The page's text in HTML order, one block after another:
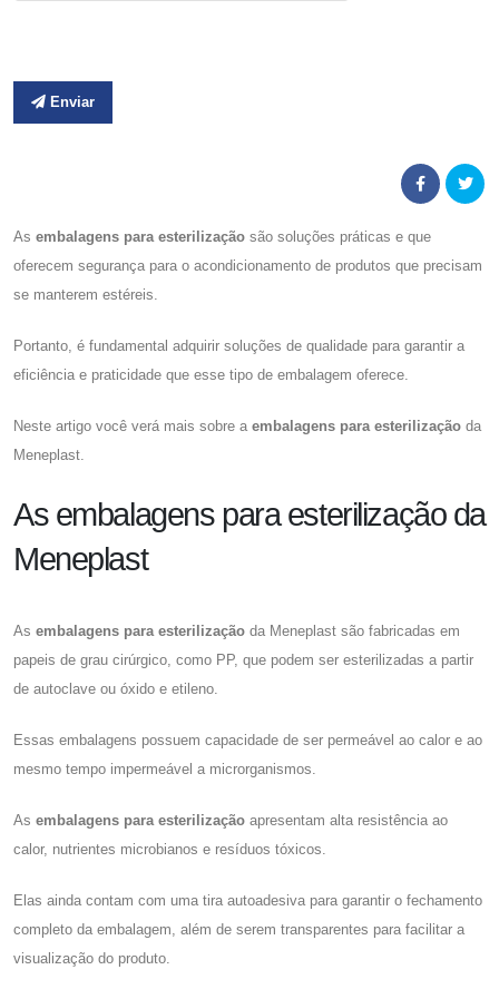
Enviar
As embalagens para esterilização são soluções práticas e que
oferecem segurança para o acondicionamento de produtos que precisam
se manterem estéreis.
Portanto, é fundamental adquirir soluções de qualidade para garantir a
eficiência e praticidade que esse tipo de embalagem oferece.
Neste artigo você verá mais sobre a embalagens para esterilização da
Meneplast.
As embalagens para esterilização da
Meneplast
As embalagens para esterilização da Meneplast são fabricadas em
papeis de grau cirúrgico, como PP, que podem ser esterilizadas a partir
de autoclave ou óxido e etileno.
Essas embalagens possuem capacidade de ser permeável ao calor e ao
mesmo tempo impermeável a microrganismos.
As embalagens para esterilização apresentam alta resistência ao
calor, nutrientes microbianos e resíduos tóxicos.
Elas ainda contam com uma tira autoadesiva para garantir o fechamento
completo da embalagem, além de serem transparentes para facilitar a
visualização do produto.